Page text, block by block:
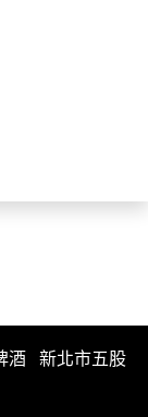
酒 新北市五股